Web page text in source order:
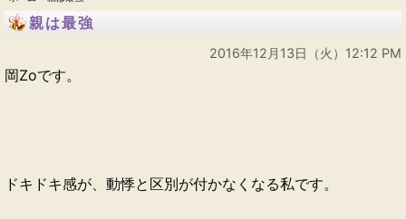
親は最強
2016年12月13日（火）12:12 PM
岡Zoです。
ドキドキ感が、動悸と区別が付かなくなる私です。